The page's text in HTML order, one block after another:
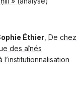
Éthier De chez
des aînés